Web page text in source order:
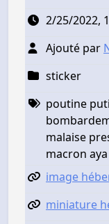
2/25/2022,
Ajouté par
sticker
poutine
malaise
macron aya
image
miniature